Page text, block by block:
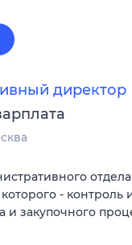
директор
-
и закупочного